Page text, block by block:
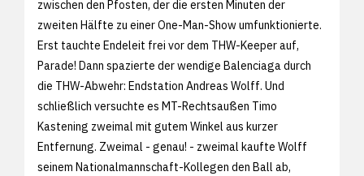
zwischen den Pfosten, der die ersten Minuten der
zweiten Hälfte zu einer One-Man-Show umfunktionierte.
Erst tauchte Endeleit frei vor dem THW-Keeper auf,
Parade! Dann spazierte der wendige Balenciaga durch
die THW-Abwehr: Endstation Andreas Wolff. Und
schließlich versuchte es MT-Rechtsaußen Timo
Kastening zweimal mit gutem Winkel aus kurzer
Entfernung. Zweimal - genau! - zweimal kaufte Wolff
seinem Nationalmannschaft-Kollegen den Ball ab,